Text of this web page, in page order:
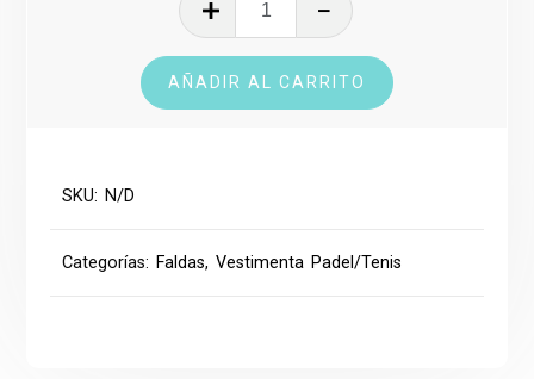
cantidad
AÑADIR AL CARRITO
SKU: N/D
Categorías: Faldas,Vestimenta Padel/Tenis